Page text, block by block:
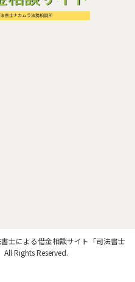
士による借金相談サイト「司法書士
All Rights Reserved.